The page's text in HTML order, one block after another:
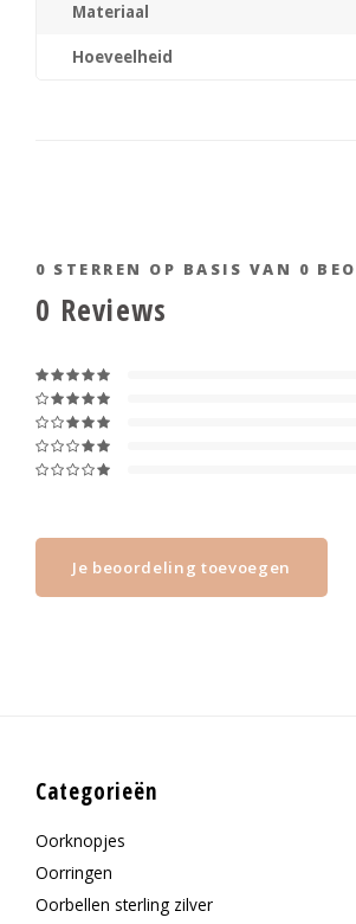
Materiaal
Hoeveelheid
0 STERREN OP BASIS VAN 0
0 Reviews
Je beoordeling toevoegen
Categorieën
Oorknopjes
Oorringen
Oorbellen sterling zilver